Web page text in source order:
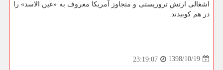
اشغالی ارتش تروریستی و متجاوز آمریكا معروف به «عین الاسد» را
در هم كوبیدند.
1398/10/19
23:19:07